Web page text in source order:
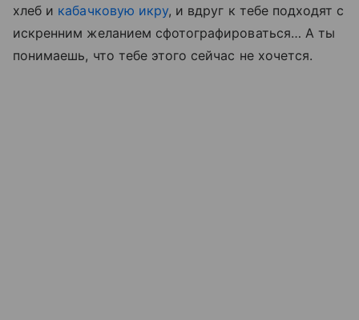
хлеб и кабачковую икру, и вдруг к тебе подходят с
искренним желанием сфотографироваться… А ты
понимаешь, что тебе этого сейчас не хочется.